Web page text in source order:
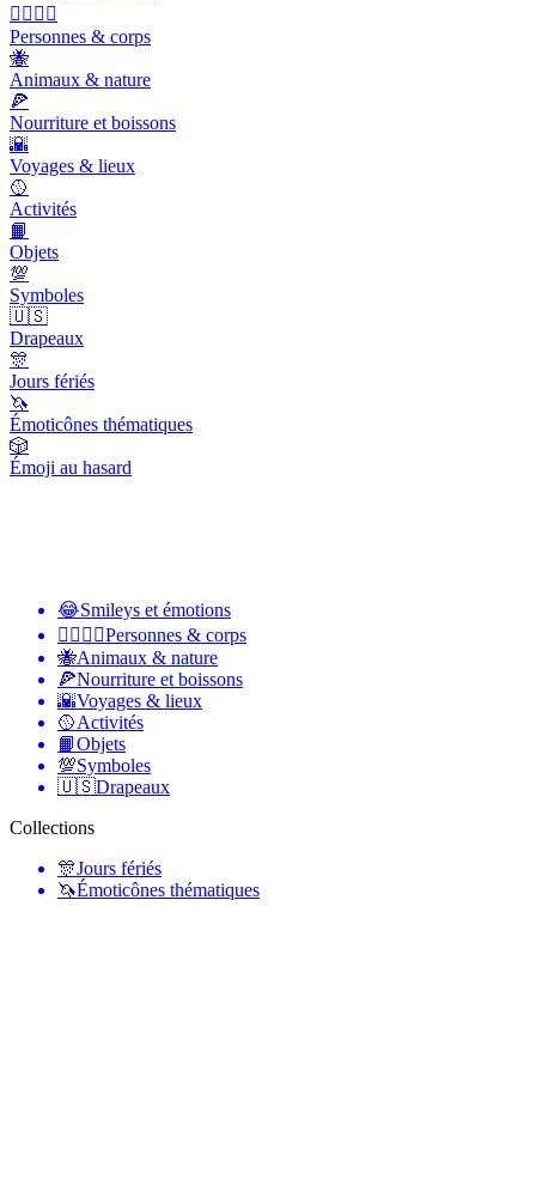
👩‍❤️‍💋‍👨
Personnes & corps
🐝
Animaux & nature
🍕
Nourriture et boissons
🌇
Voyages & lieux
🥎
Activités
📙
Objets
💯
Symboles
🇺🇸
Drapeaux
🎊
Jours fériés
🦄
Émoticônes thématiques
🎲
Émoji au hasard
😂Smileys et émotions
👩‍❤️‍💋‍👨Personnes & corps
🐝Animaux & nature
🍕Nourriture et boissons
🌇Voyages & lieux
🥎Activités
📙Objets
💯Symboles
🇺🇸Drapeaux
Collections
🎊Jours fériés
🦄Émoticônes thématiques